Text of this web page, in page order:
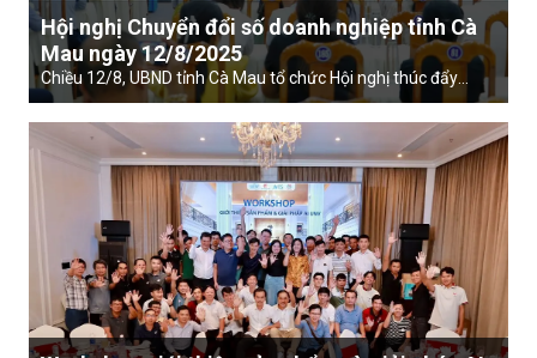
Hội nghị Chuyển đổi số doanh nghiệp tỉnh Cà
Mau ngày 12/8/2025
Chiều 12/8, UBND tỉnh Cà Mau tổ chức Hội nghị thúc đẩy
chuyển đổi số trong doanh nghiệp, với sự tham dự của ông
Nguyễn Minh Luân – Ủy viên BTV Tỉnh ủy, Phó Chủ tịch UBND
tỉnh; lãnh đạo các Sở, ngành và hơn 100 doanh nghiệp trên